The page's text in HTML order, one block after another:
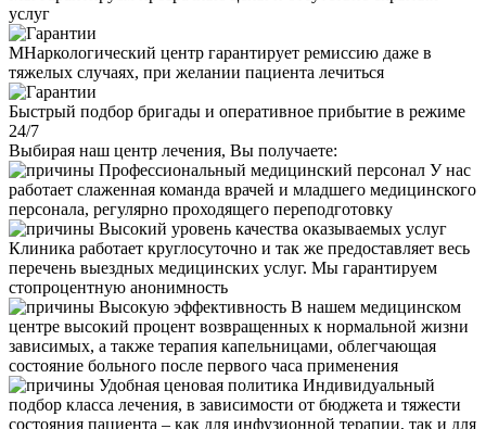
услуг
МНаркологический центр гарантирует ремиссию даже в
тяжелых случаях, при желании пациента лечиться
Быстрый подбор бригады и оперативное прибытие в режиме
24/7
Выбирая наш центр лечения, Вы получаете:
Профессиональный медицинский персонал У нас
работает слаженная команда врачей и младшего медицинского
персонала, регулярно проходящего переподготовку
Высокий уровень качества оказываемых услуг
Клиника работает круглосуточно и так же предоставляет весь
перечень выездных медицинских услуг. Мы гарантируем
стопроцентную анонимность
Высокую эффективность В нашем медицинском
центре высокий процент возвращенных к нормальной жизни
зависимых, а также терапия капельницами, облегчающая
состояние больного после первого часа применения
Удобная ценовая политика Индивидуальный
подбор класса лечения, в зависимости от бюджета и тяжести
состояния пациента – как для инфузионной терапии, так и для